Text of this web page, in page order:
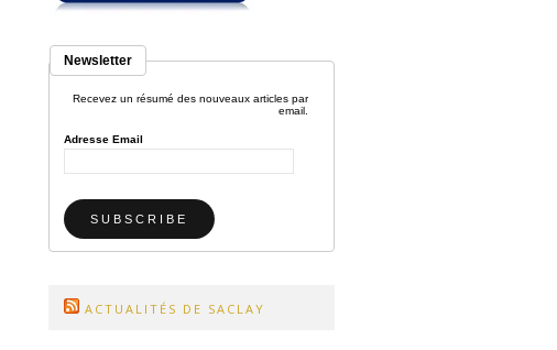
Newsletter
Recevez un résumé des nouveaux articles par
email.
Adresse Email
ACTUALITÉS DE SACLAY